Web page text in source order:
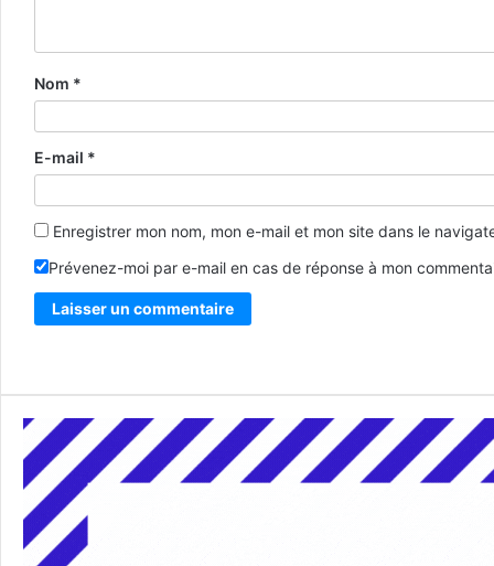
Nom *
E-mail *
Enregistrer mon nom, mon e-mail et mon site dans le
Prévenez-moi par e-mail en cas de réponse à mon